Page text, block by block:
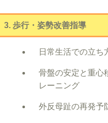
3. 歩行・姿勢改善指導
日常生活での立ち
骨盤の安定と重心
レーニング
外反母趾の再発予